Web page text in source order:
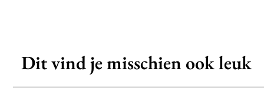
Dit vind je misschien ook leuk